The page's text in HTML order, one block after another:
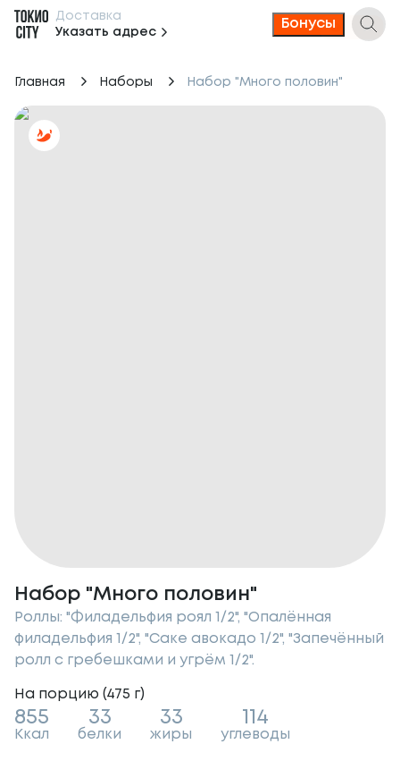
Доставка
Указать адрес
Бонусы
Главная Наборы Набор "Много половин"
Набор "Много половин"
Роллы: "Филадельфия роял 1/2", "Опалённая
филадельфия 1/2", "Саке авокадо 1/2", "Запечённый
ролл с гребешками и угрём 1/2".
На порцию (475 г)
855
Ккал
33
белки
33
жиры
114
углеводы